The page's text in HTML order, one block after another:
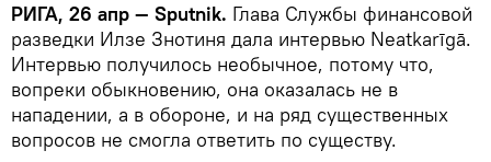
РИГА, 26 апр — Sputnik. Глава Службы финансовой
разведки Илзе Знотиня дала интервью Neatkarīgā.
Интервью получилось необычное, потому что,
вопреки обыкновению, она оказалась не в
нападении, а в обороне, и на ряд существенных
вопросов не смогла ответить по существу.